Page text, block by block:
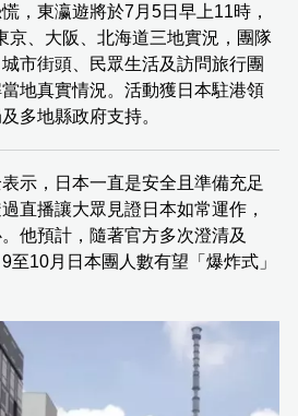
，東瀛遊將於7月5日早上11時，
京、大阪、北海道三地實況，團隊
市街頭、民眾生活及訪問旅行團
地真實情況。活動獲日本駐港領
多地縣政府支持。
示，日本一直是安全且準備充足
直播讓大眾見證日本如常運作，
他預計，隨著官方多次澄清及
至10月日本團人數有望「爆炸式」